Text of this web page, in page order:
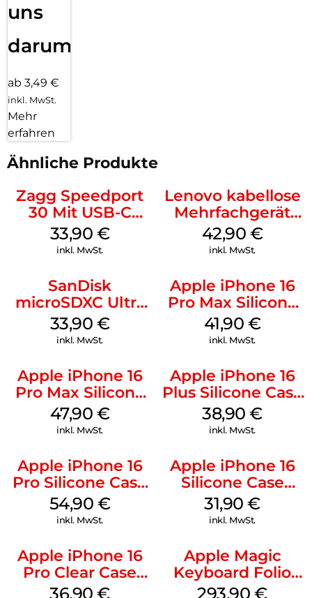
uns
darum!
ab 3,49 €
inkl. MwSt.
Mehr
erfahren
Ähnliche Produkte
Zagg Speedport
30 Mit USB-C
Kabel Weiß
33,90 €
inkl. MwSt.
Lenovo kabellose
Mehrfachgerät
Luna Grey
42,90 €
inkl. MwSt.
SanDisk
microSDXC Ultra
128 GB + Adapter
Mobile
33,90 €
inkl. MwSt.
Apple iPhone 16
Pro Max Silicone
Case MagSafe
Ultramarine
41,90 €
inkl. MwSt.
Apple iPhone 16
Pro Max Silicone
Case MagSafe
Black
47,90 €
inkl. MwSt.
Apple iPhone 16
Plus Silicone Case
MagSafe Denim
38,90€
inkl. MwSt.
Apple iPhone 16
Pro Silicone Case
MagSafe Black
54,90 €
inkl. MwSt.
Apple iPhone 16
Silicone Case
MagSafe Fuchsia
31,90€
inkl. MwSt.
Apple iPhone 16
Pro Clear Case
MagSafe
36,90€
Apple Magic
Keyboard Folio
iPad 10.9″ (10.Gen.)
293,90€